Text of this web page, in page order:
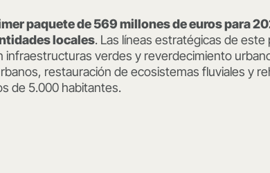
paquete de 569 millones de euros para
locales. Las líneas estratégicas de
verdes y reverdecimiento
restauración de ecosistemas fluviales y
de 5.000 habitantes.